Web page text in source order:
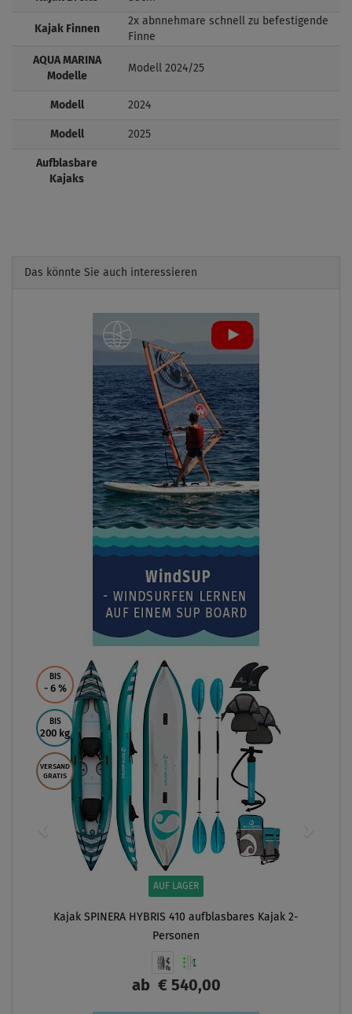
Kajak Finnen
2x abnnehmare schnell zu befestigende
Finne
AQUA MARINA
Modelle
Modell 2024/25
Modell 2024
Modell 2025
Aufblasbare
Kajaks
Das könnte Sie auch interessieren
AUF LAGER
Leggins Damen ¾ PADDLEBOARDING WHITE/BLUE
42
ANZEIGEN